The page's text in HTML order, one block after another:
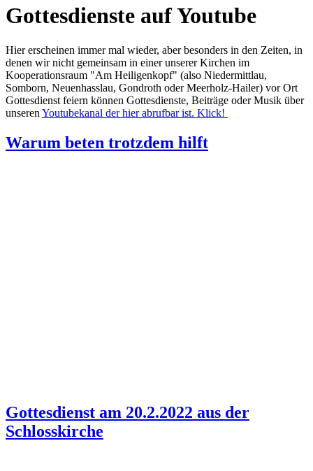
Gottesdienste auf Youtube
Hier erscheinen immer mal wieder, aber besonders in den Zeiten, in
denen wir nicht gemeinsam in einer unserer Kirchen im
Kooperationsraum "Am Heiligenkopf" (also Niedermittlau,
Somborn, Neuenhasslau, Gondroth oder Meerholz-Hailer) vor Ort
Gottesdienst feiern können Gottesdienste, Beiträge oder Musik über
unseren Youtubekanal der hier abrufbar ist. Klick!
Warum beten trotzdem hilft
Gottesdienst am 20.2.2022 aus der
Schlosskirche